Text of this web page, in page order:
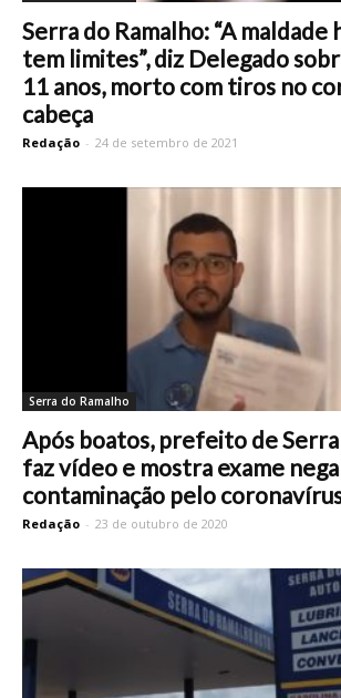
Serra do Ramalho: “A maldade
tem limites”, diz Delegado
11 anos, morto com tiros no
cabeça
Redação - 24 de setembro de 2021
Serra do Ramalho
Após boatos, prefeito de
faz vídeo e mostra exame
contaminação pelo
Redação - 23 de outubro de 2020